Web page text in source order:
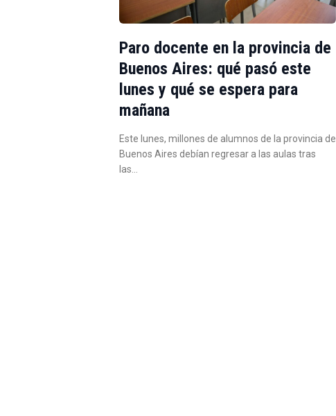
Paro docente en la provincia de
Buenos Aires: qué pasó este
lunes y qué se espera para
mañana
Este lunes, millones de alumnos de la provincia de
Buenos Aires debían regresar a las aulas tras
las…